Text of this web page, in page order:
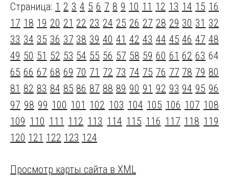
Страница: 1 2 3 4 5 6 7 8 9 10 11 12 13 14 15 16
17 18 19 20 21 22 23 24 25 26 27 28 29 30 31 32
33 34 35 36 37 38 39 40 41 42 43 44 45 46 47 48
49 50 51 52 53 54 55 56 57 58 59 60 61 62 63 64
65 66 67 68 69 70 71 72 73 74 75 76 77 78 79 80
81 82 83 84 85 86 87 88 89 90 91 92 93 94 95 96
97 98 99 100 101 102 103 104 105 106 107 108
109 110 111 112 113 114 115 116 117 118 119
120 121 122 123 124
Просмотр карты сайта в XML